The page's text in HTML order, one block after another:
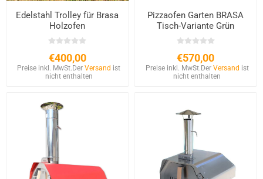
Edelstahl Trolley für Brasa
Holzofen
€400,00
Preise inkl. MwSt. DerVersand ist
nicht enthalten
Pizzaofen Garten BRASA
Tisch-Variante Grün
€570,00
Preise inkl. MwSt. Der Versand ist
nicht enthalten